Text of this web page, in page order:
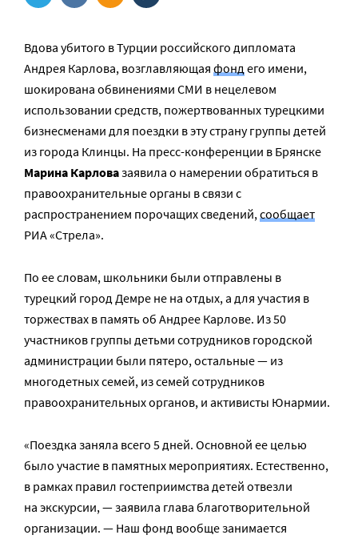
Вдова убитого в Турции российского дипломата
Андрея Карлова, возглавляющая фондего имени,
шокирована обвинениями СМИ в нецелевом
использовании средств, пожертвованных турецкими
бизнесменами для поездки в эту страну группы детей
из города Клинцы. На пресс-конференции в Брянске
Марина Карловазаявила о намерении обратиться в
правоохранительные органы в связи с
распространением порочащих сведений,сообщает
РИА «Стрела».
По ее словам, школьники были отправлены в
турецкий город Демре не на отдых, а для участия в
торжествах в память об Андрее Карлове. Из 50
участников группы детьми сотрудников городской
администрации были пятеро, остальные — из
многодетных семей, из семей сотрудников
правоохранительных органов, и активисты Юнармии.
«Поездка заняла всего 5 дней. Основной ее целью
было участие в памятных мероприятиях. Естественно,
в рамках правил гостеприимства детей отвезли
на экскурсии, — заявила глава благотворительной
организации. — Наш фонд вообще занимается